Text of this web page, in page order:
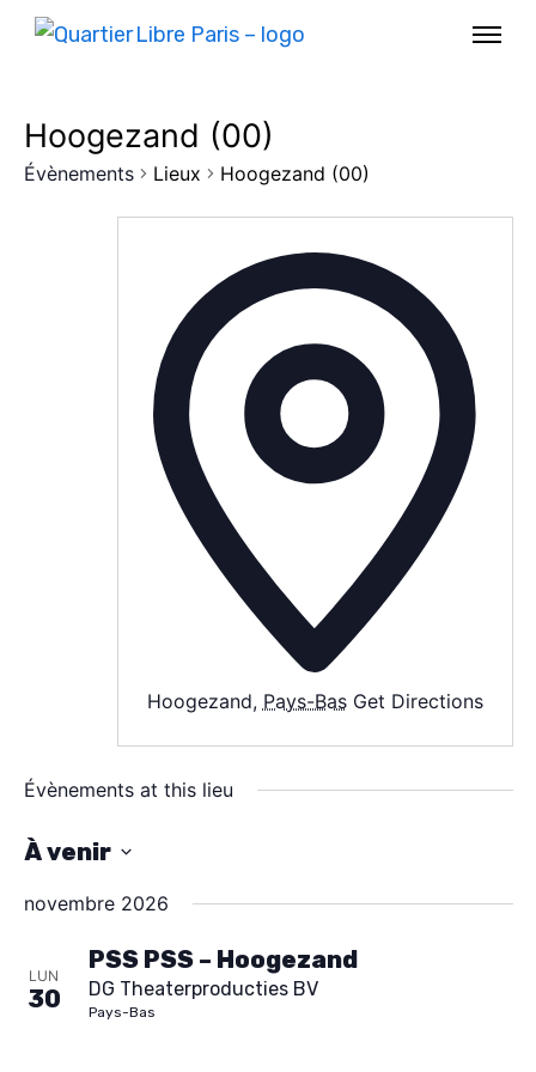
AGENDA
SPECTACLE
À PROPOS
CONTACT
Hoogezand (00)
Évènements Lieux Hoogezand (00)
Hoogezand, Pays-Bas Get Directions
Évènements at this lieu
À venir
e
novembre 2026
LUN
30
PSS PSS – Hoogezand
DG Theaterproducties BV
Pays-Bas